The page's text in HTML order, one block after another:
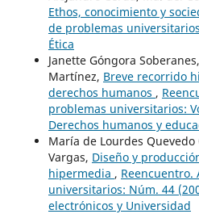
Ethos, conocimiento y
de problemas
Ética
Janette Góngora
Martínez, Breve recorrido
derechos humanos ,
problemas universitarios:
Derechos humanos y
María de Lourdes Quevedo
Vargas, Diseño y
hipermedia , Reencuentro.
universitarios: Núm. 44
electrónicos y Universidad